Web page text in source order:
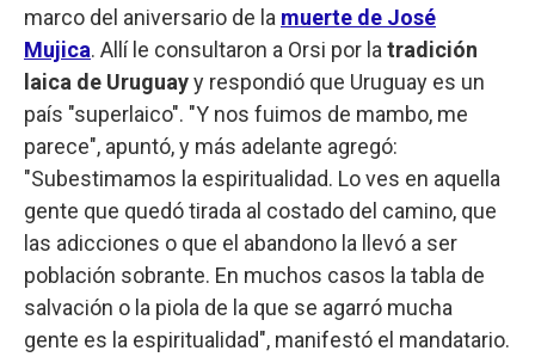
marco del aniversario de la muerte de José
Mujica. Allí le consultaron a Orsi por la tradición
laica de Uruguayy respondió que Uruguay es un
país "superlaico". "Y nos fuimos de mambo, me
parece", apuntó, y más adelante agregó:
"Subestimamos la espiritualidad. Lo ves en aquella
gente que quedó tirada al costado del camino, que
las adicciones o que el abandono la llevó a ser
población sobrante. En muchos casos la tabla de
salvación o la piola de la que se agarró mucha
gente es la espiritualidad", manifestó el mandatario.